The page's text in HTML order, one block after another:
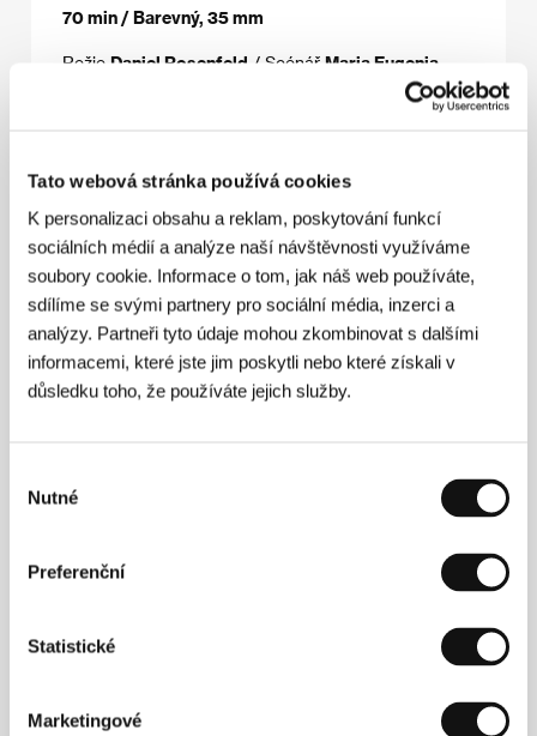
Tato webová stránka používá cookies
K personalizaci obsahu a reklam, poskytování funkcí
sociálních médií a analýze naší návštěvnosti využíváme
soubory cookie. Informace o tom, jak náš web používáte,
sdílíme se svými partnery pro sociální média, inzerci a
analýzy. Partneři tyto údaje mohou zkombinovat s dalšími
informacemi, které jste jim poskytli nebo které získali v
důsledku toho, že používáte jejich služby.
souhlasu
Nutné
Preferenční
Statistické
Marketingové
70 min / Barevný, 35 mm
Režie Daniel Rosenfeld / Scénář Maria Eugenia
Ramiro
Lorenzo Bombicci, Ewa Lenkiewicz/
Rossi/ KontaktDaniel Rosenfeld Films - Argentina
Režie
Daniel Rosenfeld
původně pianistou a hudebním skladatelem, nakonec
režii. Pracoval jako asistent režie na několika filmech
režiséra Alejandra Agrestiho a natočil také několik